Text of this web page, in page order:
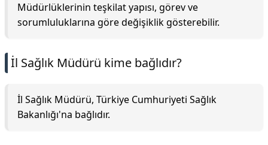
Müdürlüklerinin teşkilat yapısı, görev ve
sorumluluklarına göre değişiklik gösterebilir.
İl Sağlık Müdürü kime bağlıdır?
İl Sağlık Müdürü, Türkiye Cumhuriyeti Sağlık
Bakanlığı'na bağlıdır.